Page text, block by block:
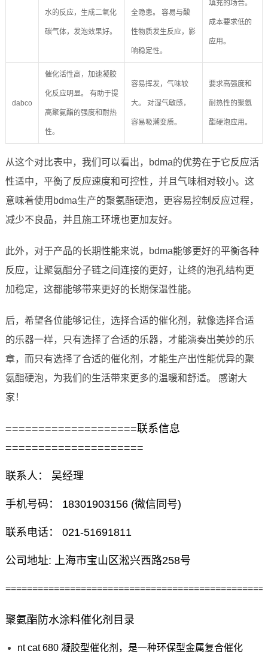
水的反应，生成二氧化
碳气体，发泡效果好。
全隐患。 容易与酸
性物质发生反应，影
响稳定性。
填充的场合。
成本要求低的
应用。
dabco
催化活性高，加速凝胶
化反应明显。 有助于提
高聚氨酯的强度和耐热
性。
容易挥发，气味较
大。 对湿气敏感，
容易吸潮变质。
要求高强度和
耐热性的聚氨
酯硬泡应用。
从这个对比表中，我们可以看出，bdma的优势在于它反应活
性适中，平衡了反应速度和可控性，并且气味相对较小。这
意味着使用bdma生产的聚氨酯硬泡，更容易控制反应过程，
减少不良品，并且施工环境也更加友好。
此外，对于产品的长期性能来说，bdma能够更好的平衡各种
反应，让聚氨酯分子链之间连接的更好，让终的泡孔结构更
加稳定，这都能够带来更好的长期保温性能。
后，希望各位能够记住，选择合适的催化剂，就像选择合适
的乐器一样，只有选择了合适的乐器，才能演奏出美妙的乐
章，而只有选择了合适的催化剂，才能生产出性能优异的聚
氨酯硬泡，为我们的生活带来更多的温暖和舒适。 感谢大
家！
====================联系信息
=====================
联系人： 吴经理
手机号码： 18301903156 (微信同号)
联系电话： 021-51691811
公司地址: 上海市宝山区淞兴西路258号
聚氨酯防水涂料催化剂目录
nt cat 680 凝胶型催化剂，是一种环保型金属复合催化